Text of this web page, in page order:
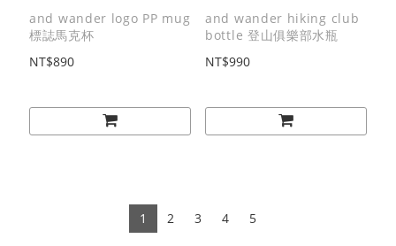
and wander logo PP mug
標誌馬克杯
NT$890
and wander hiking club
bottle 登山俱樂部水瓶
NT$990
1 2 3 4 5